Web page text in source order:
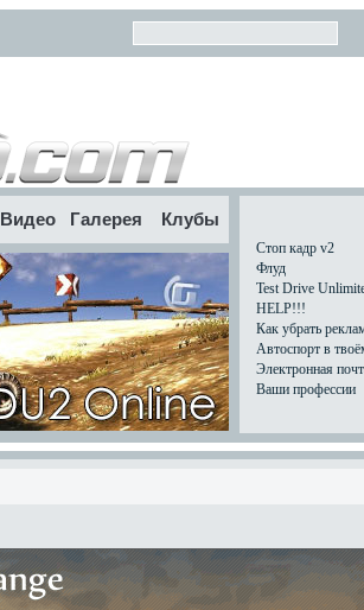
Видео Галерея Клубы
Стоп кадр v2
Флуд
Test Drive
HELP!!!
Как убрать
Автоспорт в
Электронная
Ваши профессии